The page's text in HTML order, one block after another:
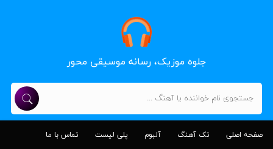
جلوه موزیک، رسانه موسیقی محور
صفحه اصلی تک آهنگ آلبوم پلی لیست تماس با ما